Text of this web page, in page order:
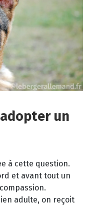
un
à cette question.
et avant tout un
adulte, on reçoit